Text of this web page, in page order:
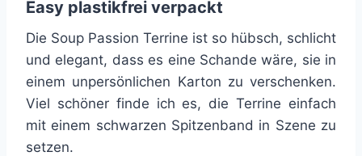
Easy plastikfrei verpackt
Die Soup Passion Terrine ist so hübsch, schlicht
und elegant, dass es eine Schande wäre, sie in
einem unpersönlichen Karton zu verschenken.
Viel schöner finde ich es, die Terrine einfach
mit einem schwarzen Spitzenband in Szene zu
setzen.